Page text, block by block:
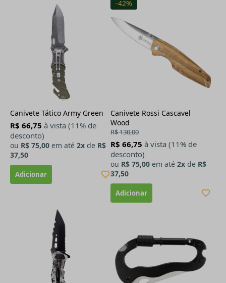
Canivete Tático Army Green
R$ 66,75 à vista (11% de
desconto)
ou R$ 75,00 em até 2x de R$
37,50
-42%
Canivete Rossi Cascavel
Wood
R$ 130,00
R$ 66,75 à vista (11% de
desconto)
ou R$ 75,00 em até 2x de R$
37,50